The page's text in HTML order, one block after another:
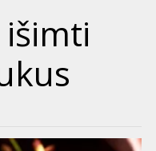
išimti